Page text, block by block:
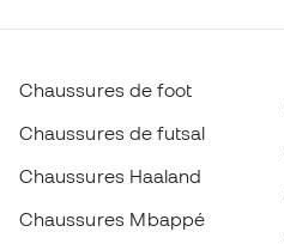
Chaussures de foot
Chaussures de futsal
Chaussures Haaland
Chaussures Mbappé